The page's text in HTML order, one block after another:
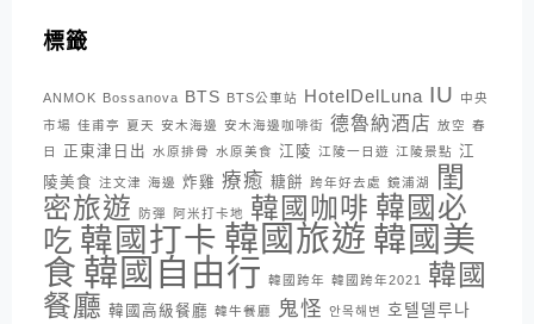
標籤
ANMOK Bossanova BTS BTS公車站 HotelDelLuna IU
中央
市場 佳甫亭 夏天 安木海邊 安木海邊咖啡街 德魯納酒店 放空 春
日
正東津日出 水原排骨 水原美食 江陵 江陵一日遊 江陵景點 江
陵美食 注文津 海邊 炸雞 療癒 糖餅 跨年好去處 鏡浦湖
閨
密旅遊
防彈 阿米打卡地 韓國咖啡 韓國必
吃 韓國打卡 韓國旅遊 韓國美
食 韓國自由行 韓國跨年 韓國跨年2021
韓國
餐廳 韓國高級餐廳 韓牛餐廳 鬼怪 안목해변 호텔델루나